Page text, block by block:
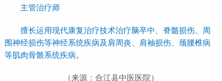
主管治疗师
擅长运用现代康复治疗技术治疗脑卒中、脊髓损伤、周
围神经损伤等神经系统疾病及肩周炎、肩袖损伤、颈腰椎病
等肌肉骨骼系统疾病。
（来源：合江县中医医院）